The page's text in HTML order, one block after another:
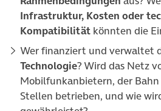
Infrastruktur, Kosten oder
Kompatibilität könnten die
Wer finanziert und verwaltet
Technologie? Wird das Netz
Mobilfunkanbietern, der
Stellen betrieben, und wie